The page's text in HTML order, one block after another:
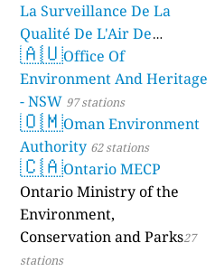
La Surveillance De La
Qualité De L'Air De
Mayotte 4 stations
🇦🇺Office Of
Environment And Heritage
- NSW 97 stations
🇴🇲Oman Environment
Authority 62 stations
🇨🇦Ontario MECP
Ontario Ministry of the
Environment,
Conservation and Parks27
stations